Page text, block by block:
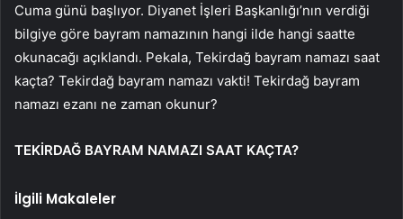
Cuma günü başlıyor. Diyanet İşleri Başkanlığı’nın verdiği
bilgiye göre bayram namazının hangi ilde hangi saatte
okunacağı açıklandı. Pekala, Tekirdağ bayram namazı saat
kaçta? Tekirdağ bayram namazı vakti! Tekirdağ bayram
namazı ezanı ne zaman okunur?
TEKİRDAĞ BAYRAM NAMAZI SAAT KAÇTA?
İlgili Makaleler